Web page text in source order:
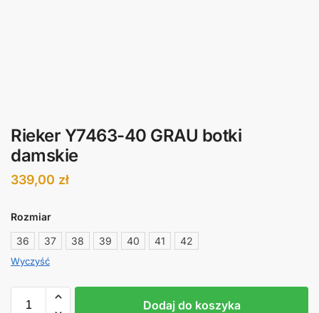
Rieker Y7463-40 GRAU botki
damskie
339,00 zł
Rozmiar
36
37 38 39 40 41 42
Wyczyść
Dodaj do koszyka